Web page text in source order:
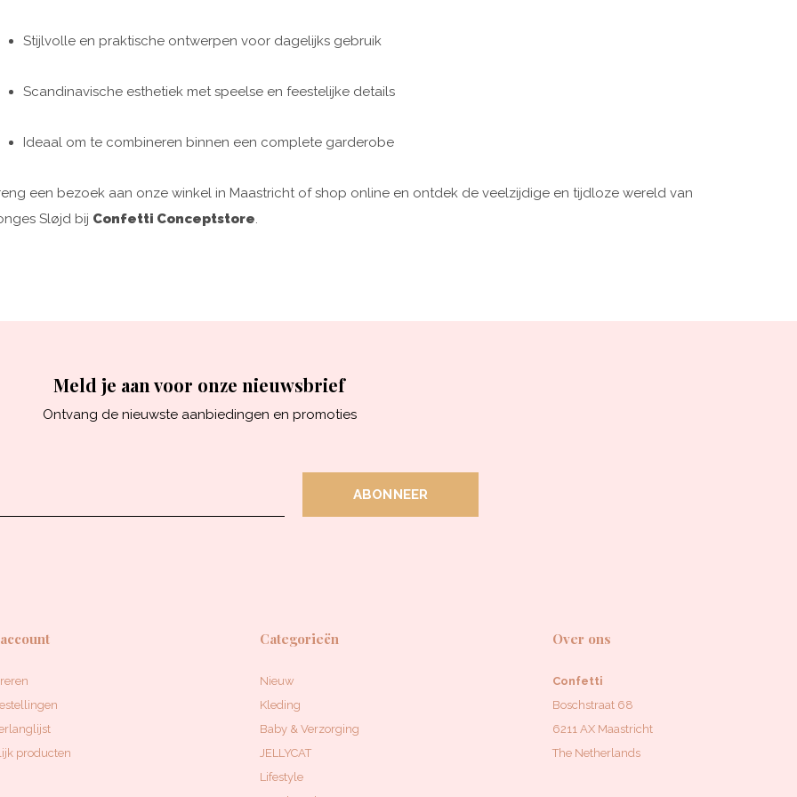
Stijlvolle en praktische ontwerpen voor dagelijks gebruik
Scandinavische esthetiek met speelse en feestelijke details
Ideaal om te combineren binnen een complete garderobe
een bezoek aan onze winkel in Maastricht of shop online en ontdek de veelzijdige en tijdloze wereld van
Sløjd bij Confetti Conceptstore.
Meld je aan voor onze nieuwsbrief
Ontvang de nieuwste aanbiedingen en promoties
ABONNEER
producten
Categorieën
Nieuw
Kleding
Baby & Verzorging
JELLYCAT
Lifestyle
Over ons
Confetti
Boschstraat 68
6211 AX Maastricht
The Netherlands